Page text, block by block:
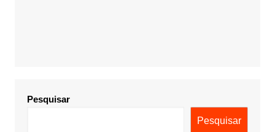
Pesquisar
Pesquisar